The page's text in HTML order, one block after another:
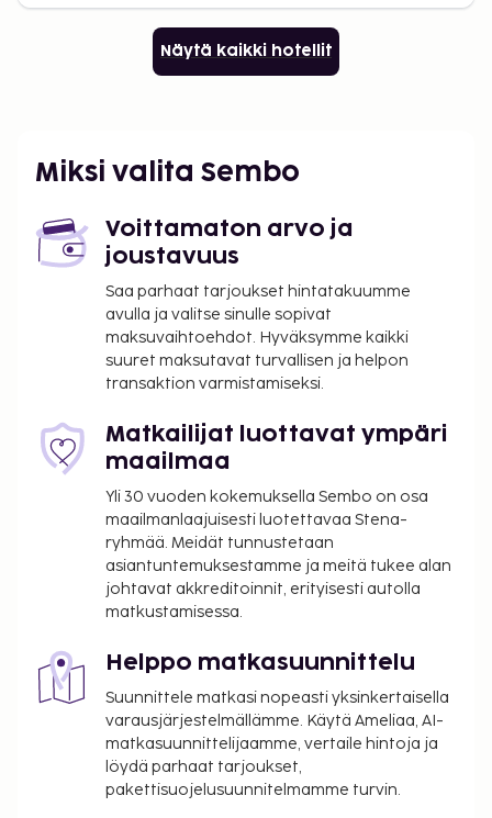
Näytä kaikki hotellit
Miksi valita Sembo
Voittamaton arvo ja
joustavuus
Saa parhaat tarjoukset hintatakuumme
avulla ja valitse sinulle sopivat
maksuvaihtoehdot. Hyväksymme kaikki
suuret maksutavat turvallisen ja helpon
transaktion varmistamiseksi.
Matkailijat luottavat ympäri
maailmaa
Yli 30 vuoden kokemuksella Sembo on osa
maailmanlaajuisesti luotettavaa Stena-
ryhmää. Meidät tunnustetaan
asiantuntemuksestamme ja meitä tukee alan
johtavat akkreditoinnit, erityisesti autolla
matkustamisessa.
Helppo matkasuunnittelu
Suunnittele matkasi nopeasti yksinkertaisella
varausjärjestelmällämme. Käytä Ameliaa, AI-
matkasuunnittelijaamme, vertaile hintoja ja
löydä parhaat tarjoukset,
pakettisuojelusuunnitelmamme turvin.